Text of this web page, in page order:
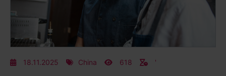
18.11.2025 China 618 '